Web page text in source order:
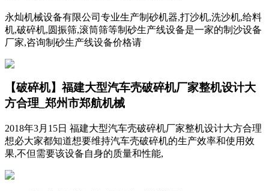
永灿机械设备有限公司专业生产制砂机器,打沙机,洗沙机,给料
机,破碎机,圆振筛,滚筒筛等制砂生产线设备是一家的制沙设备
厂家,咨询制砂生产线设备价格请
【破碎机】福建大型汽车壳破碎机厂家整机设计大
方合理_郑州市郑航机械
2018年3月15日 福建大型汽车壳破碎机厂家整机设计大方合理
想必大家都知道想要维持汽车壳破碎机的生产效率和使用效
果,不但需要该设备自身的质量和性能,